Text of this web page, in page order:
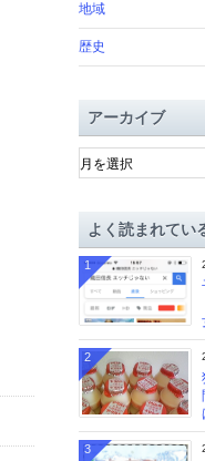
地域
歴史
アーカイブ
ア
ー
ブよく読まれてい
1
2
3